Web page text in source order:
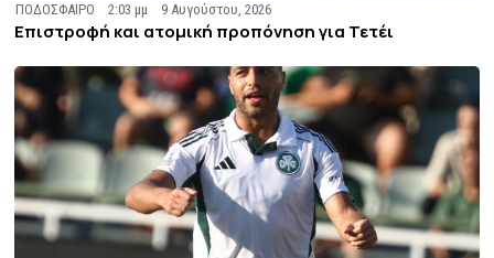
ΠΟΔΟΣΦΑΙΡΟ 2:03 μμ 9 Αυγούστου, 2026
Επιστροφή και ατομική προπόνηση για Τετέι